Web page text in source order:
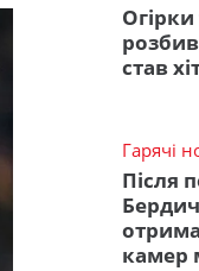
став
Гарячі
Після
камер